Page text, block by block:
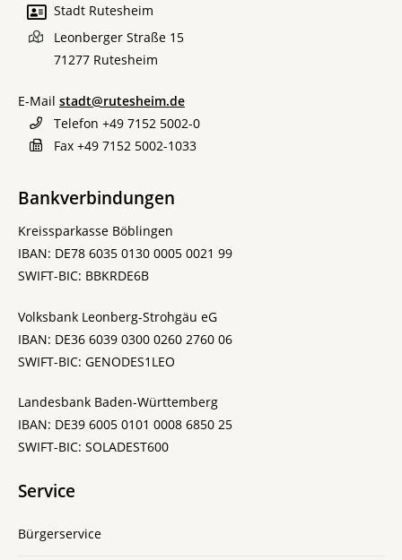
Stadt Rutesheim
Leonberger Straße 15
71277 Rutesheim
E-Mail stadt@rutesheim.de
Telefon +49 7152 5002-0
Fax +49 7152 5002-1033
Bankverbindungen
Kreissparkasse Böblingen
IBAN: DE78 6035 0130 0005 0021 99
SWIFT-BIC: BBKRDE6B
Volksbank Leonberg-Strohgäu eG
IBAN: DE36 6039 0300 0260 2760 06
SWIFT-BIC: GENODES1LEO
Landesbank Baden-Württemberg
IBAN: DE39 6005 0101 0008 6850 25
SWIFT-BIC: SOLADEST600
Service
Bürgerservice